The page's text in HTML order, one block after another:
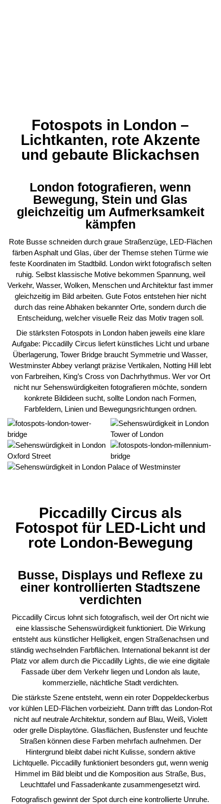
Fotospots in London –
Lichtkanten, rote Akzente
und gebaute Blickachsen
London fotografieren, wenn
Bewegung, Stein und Glas
gleichzeitig um Aufmerksamkeit
kämpfen
Rote Busse schneiden durch graue Straßenzüge, LED-Flächen
färben Asphalt und Glas, über der Themse stehen Türme wie
feste Koordinaten im Stadtbild. London wirkt fotografisch selten
ruhig. Selbst klassische Motive bekommen Spannung, weil
Verkehr, Wasser, Wolken, Menschen und Architektur fast immer
gleichzeitig im Bild arbeiten. Gute Fotos entstehen hier nicht
durch das reine Abhaken bekannter Orte, sondern durch die
Entscheidung, welcher visuelle Reiz das Motiv tragen soll.
Die stärksten Fotospots in London haben jeweils eine klare
Aufgabe: Piccadilly Circus liefert künstliches Licht und urbane
Überlagerung, Tower Bridge braucht Symmetrie und Wasser,
Westminster Abbey verlangt präzise Vertikalen, Notting Hill lebt
von Farbreihen, King’s Cross von Dachrhythmus. Wer vor Ort
nicht nur Sehenswürdigkeiten fotografieren möchte, sondern
konkrete Bildideen sucht, sollte London nach Formen,
Farbfeldern, Linien und Bewegungsrichtungen ordnen.
Piccadilly Circus als
Fotospot für LED-Licht und
rote London-Bewegung
Busse, Displays und Reflexe zu
einer kontrollierten Stadtszene
verdichten
Piccadilly Circus lohnt sich fotografisch, weil der Ort nicht wie
eine klassische Sehenswürdigkeit funktioniert. Die Wirkung
entsteht aus künstlicher Helligkeit, engen Straßenachsen und
ständig wechselnden Farbflächen. International bekannt ist der
Platz vor allem durch die Piccadilly Lights, die wie eine digitale
Fassade über dem Verkehr liegen und London als laute,
kommerzielle, nächtliche Stadt verdichten.
Die stärkste Szene entsteht, wenn ein roter Doppeldeckerbus
vor kühlen LED-Flächen vorbeizieht. Dann trifft das London-Rot
nicht auf neutrale Architektur, sondern auf Blau, Weiß, Violett
oder grelle Displaytöne. Glasflächen, Busfenster und feuchte
Straßen können diese Farben mehrfach aufnehmen. Der
Hintergrund bleibt dabei nicht Kulisse, sondern aktive
Lichtquelle. Piccadilly funktioniert besonders gut, wenn wenig
Himmel im Bild bleibt und die Komposition aus Straße, Bus,
Leuchttafel und Fassadenkante zusammengesetzt wird.
Fotografisch gewinnt der Spot durch eine kontrollierte Unruhe.